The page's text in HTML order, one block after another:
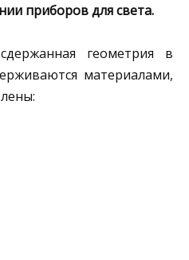
приборов для света.
геометрия в
материалами,